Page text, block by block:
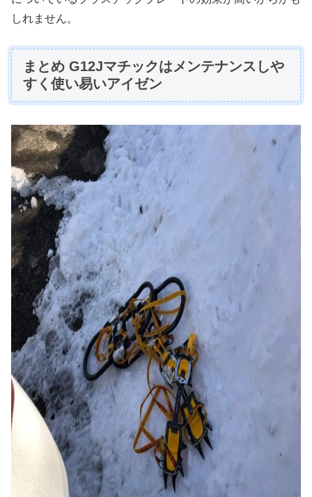
しれません。
まとめ G12Jマチックはメンテナンスしや
すく使い易いアイゼン